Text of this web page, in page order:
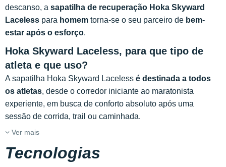
descanso, a sapatilha de recuperação Hoka Skyward
Laceless para homem torna-se o seu parceiro de bem-
estar após o esforço.
Hoka Skyward Laceless, para que tipo de
atleta e que uso?
A sapatilha Hoka Skyward Laceless é destinada a todos
os atletas, desde o corredor iniciante ao maratonista
experiente, em busca de conforto absoluto após uma
sessão de corrida, trail ou caminhada.
Ver mais
Tecnologias